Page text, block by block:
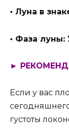
• Луна в
• Фаза
►
Если у вас
густоты